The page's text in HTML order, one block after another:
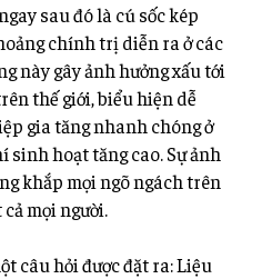
sau đó là cú sốc kép
chính trị diễn ra ở các
này gây ảnh hưởng xấu tới
thế giới, biểu hiện dễ
gia tăng nhanh chóng ở
sinh hoạt tăng cao. Sự ảnh
khắp mọi ngõ ngách trên
mọi người.
câu hỏi được đặt ra: Liệu